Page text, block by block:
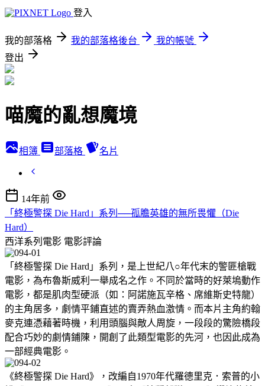
登入
我的部落格 我的部落格後台
我的帳號
登出
喵魔的亂想魔境
相簿 部落格 名片
14年前
「終極警探 Die Hard」系列──孤膽英雄的無所畏懼（Die
Hard）
西洋系列電影 電影評論
「終極警探 Die Hard」系列，是上世紀八○年代末的警匪槍戰
電影，為布魯斯威利一舉成名之作。不同於當時的好萊塢動作
電影，都是肌肉型硬派（如：阿諾施瓦辛格、席維斯史特龍）
的主角居多，劇情平鋪直述的賣弄熱血激情。而本片主角約翰
麥克連憑藉著時機，利用頭腦與敵人周旋，一段段的驚險橋段
配合巧妙的劇情鋪陳，開創了此類型電影的先河，也因此成為
一部經典電影。
《終極警探 Die Hard》，改編自1970年代羅德里克．索普的小